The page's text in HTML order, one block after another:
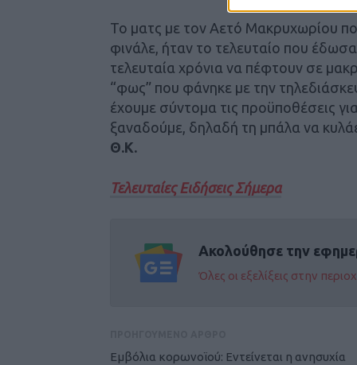
Το ματς με τον Αετό Μακρυχωρίου
φινάλε, ήταν το τελευταίο που
τελευταία χρόνια να πέφτουν σε
“φως” που φάνηκε με την
έχουμε σύντομα τις προϋποθέσεις
ξαναδούμε, δηλαδή τη μπάλα να
Θ.Κ.
Τελευταίες Ειδήσεις Σήμερα
Ακολούθησε την
Όλες οι εξελίξεις στην
Εμβόλια κορωνοϊού: Εντείνεται η ανησυχία